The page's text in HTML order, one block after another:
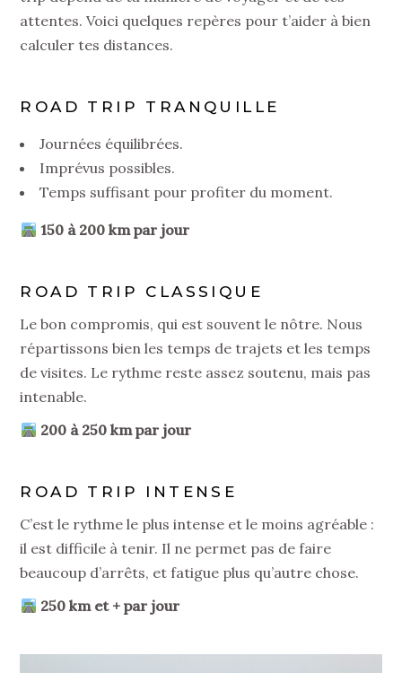
attentes. Voici quelques repères pour t’aider à bien
calculer tes distances.
ROAD TRIP TRANQUILLE
Journées équilibrées.
Imprévus possibles.
Temps suffisant pour profiter du moment.
150 à 200 km par jour
ROAD TRIP CLASSIQUE
Le bon compromis, qui est souvent le nôtre. Nous
répartissons bien les temps de trajets et les temps
de visites. Le rythme reste assez soutenu, mais pas
intenable.
200 à 250 km par jour
ROAD TRIP INTENSE
C’est le rythme le plus intense et le moins agréable :
il est difficile à tenir. Il ne permet pas de faire
beaucoup d’arrêts, et fatigue plus qu’autre chose.
250 km et + par jour